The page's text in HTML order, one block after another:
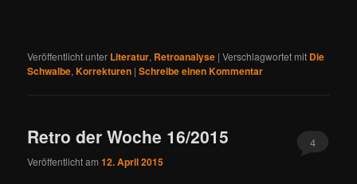
Veröffentlicht unter Literatur, Retroanalyse |Verschlagwortet mit Die
Schwalbe,Korrekturen |Schreibe einen Kommentar
Retro der Woche 16/2015
Veröffentlicht am12. April 2015
4